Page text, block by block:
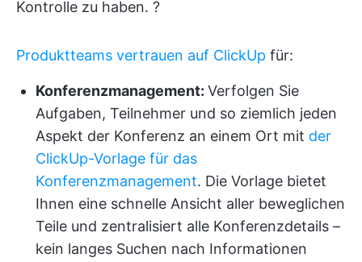
Kontrolle zu haben. ?
Produktteams vertrauen auf ClickUp für:
Konferenzmanagement: Verfolgen Sie
Aufgaben, Teilnehmer und so ziemlich jeden
Aspekt der Konferenz an einem Ort mit der
ClickUp-Vorlage für das
Konferenzmanagement. Die Vorlage bietet
Ihnen eine schnelle Ansicht aller beweglichen
Teile und zentralisiert alle Konferenzdetails –
kein langes Suchen nach Informationen